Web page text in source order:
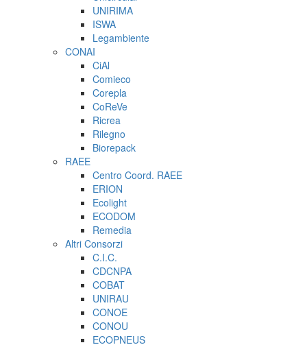
UNIRIMA
ISWA
Legambiente
CONAI
CiAl
Comieco
Corepla
CoReVe
Ricrea
Rilegno
Biorepack
RAEE
Centro Coord. RAEE
ERION
Ecolight
ECODOM
Remedia
Altri Consorzi
C.I.C.
CDCNPA
COBAT
UNIRAU
CONOE
CONOU
ECOPNEUS